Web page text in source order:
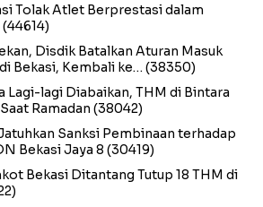
Tolak Atlet Berprestasi dalam
(44614)
Disdik Batalkan Aturan Masuk
Bekasi, Kembali ke… (38350)
Lagi-lagi Diabaikan, THM di Bintara
Ramadan (38042)
Sanksi Pembinaan terhadap
Bekasi Jaya 8 (30419)
Bekasi Ditantang Tutup 18 THM di